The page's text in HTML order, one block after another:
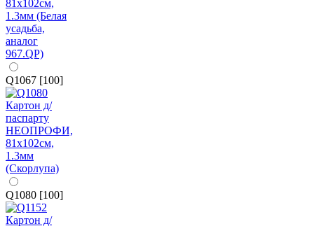
Q1067 [100]
Q1080 [100]